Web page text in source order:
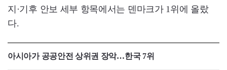
지·기후 안보 세부 항목에서는 덴마크가 1위에 올랐
다.
아시아가 공공안전 상위권 장악…한국 7위